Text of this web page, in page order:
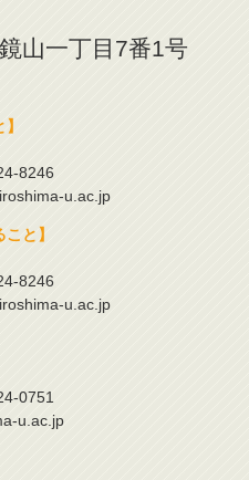
山一丁目7番1号
8246
u.ac.jp
と】
8246
u.ac.jp
0751
u.ac.jp